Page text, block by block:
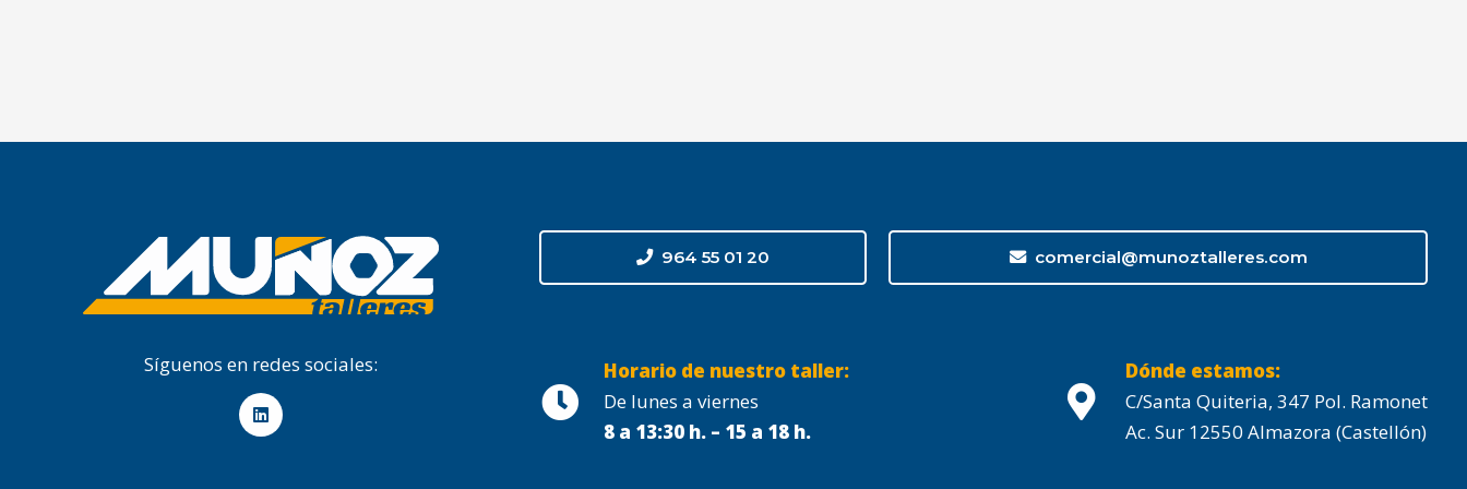
Síguenos en redes sociales:
964 55 01 20 comercial@munoztalleres.com
Horario de nuestro taller:
De lunes a viernes
8 a 13:30 h. – 15 a 18 h.
Dónde estamos:
C/Santa Quiteria, 347 Pol. Ramonet
Ac. Sur 12550 Almazora (Castellón)